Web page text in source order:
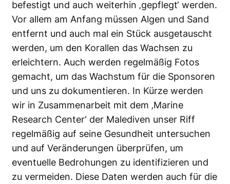
befestigt und auch weiterhin ‚gepflegt‘ werden.
Vor allem am Anfang müssen Algen und Sand
entfernt und auch mal ein Stück ausgetauscht
werden, um den Korallen das Wachsen zu
erleichtern. Auch werden regelmäßig Fotos
gemacht, um das Wachstum für die Sponsoren
und uns zu dokumentieren. In Kürze werden
wir in Zusammenarbeit mit dem ‚Marine
Research Center‘ der Malediven unser Riff
regelmäßig auf seine Gesundheit untersuchen
und auf Veränderungen überprüfen, um
eventuelle Bedrohungen zu identifizieren und
zu vermeiden. Diese Daten werden auch für die